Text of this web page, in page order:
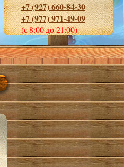
+7 (927) 660-84-30
+7 (977) 971-49-09
(с 8:00 до 21:00)